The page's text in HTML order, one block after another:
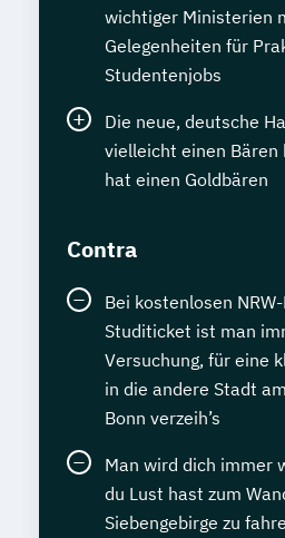
wichtiger Ministerien
Gelegenheiten für
Studentenjobs
Die neue, deutsche
vielleicht einen Bären
hat einen Goldbären
Contra
Bei kostenlosen
Studiticket ist man
Versuchung, für eine
in die andere Stadt
Bonn verzeih’s
Man wird dich immer
du Lust hast zum
Siebengebirge zu